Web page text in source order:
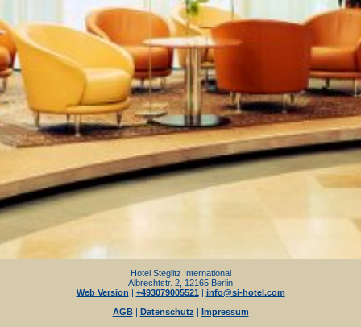
Hotel Steglitz International
Albrechtstr. 2, 12165 Berlin
Web Version | +493079005521 | info@si-hotel.com
AGB| Datenschutz | Impressum